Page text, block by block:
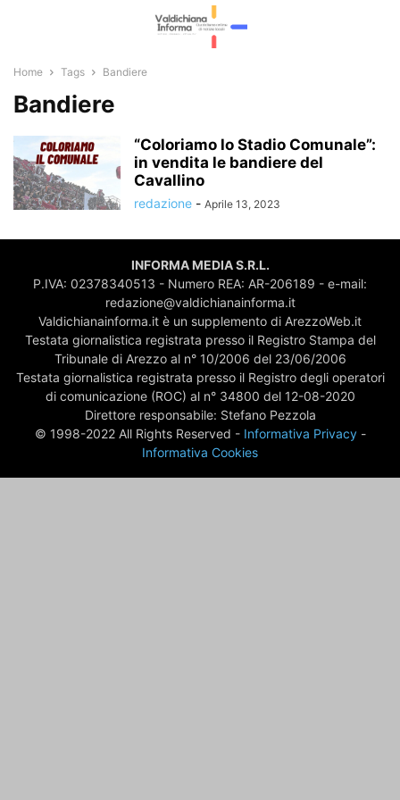
Home Tags Bandiere
Bandiere
“Coloriamo lo Stadio Comunale”:
in vendita le bandiere del
Cavallino
redazione - Aprile 13, 2023
INFORMA MEDIA S.R.L.
P.IVA: 02378340513 - Numero REA: AR-206189 - e-mail:
redazione@valdichianainforma.it
Valdichianainforma.it è un supplemento di ArezzoWeb.it
Testata giornalistica registrata presso il Registro Stampa del
Tribunale di Arezzo al n° 10/2006 del 23/06/2006
Testata giornalistica registrata presso il Registro degli operatori
di comunicazione (ROC) al n° 34800 del 12-08-2020
Direttore responsabile: Stefano Pezzola
© 1998-2022 All Rights Reserved - Informativa Privacy-
Informativa Cookies